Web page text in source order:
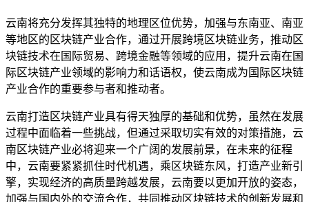
云南将充分发挥其独特的地理区位优势，加强与东南亚、南亚
等地区的区块链产业合作，通过开展跨境区块链业务，推动区
块链技术在国际贸易、跨境金融等领域的应用，提升云南在国
际区块链产业领域的影响力和话语权，使云南成为国际区块链
产业合作的重要参与者和推动者。
云南打造区块链产业具有得天独厚的基础和优势，虽然在发展
过程中面临着一些挑战，但通过采取切实有效的对策措施，云
南区块链产业必将迎来一个广阔的发展前景，在未来的征程
中，云南要紧紧抓住时代机遇，乘区块链东风，打造产业新引
擎，实现经济的高质量跨越发展，云南要以更加开放的姿态，
加强与国内外的交流合作，共同推动区块链技术的创新发展和